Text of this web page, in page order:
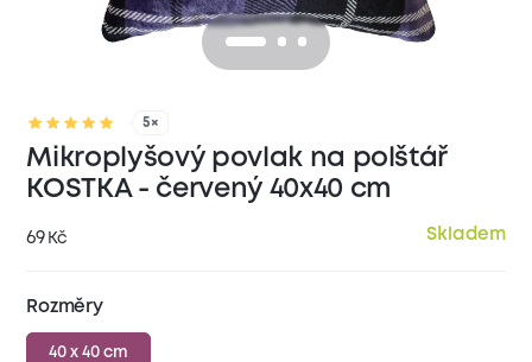
5×
Mikroplyšový povlak na polštář
KOSTKA - červený 40x40 cm
69 Kč Skladem
Rozměry
40 x 40 cm